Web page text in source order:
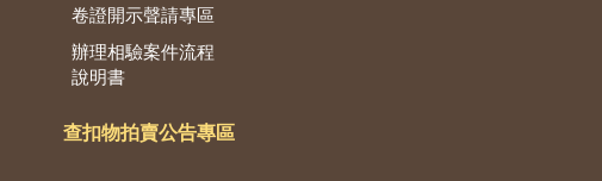
卷證開示聲請專區
辦理相驗案件流程
說明書
查扣物拍賣公告專區